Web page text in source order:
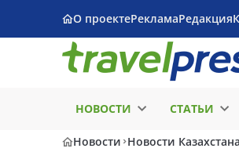
О проектеРекламаРедакция
НОВОСТИ СТАТЬИ
Новости Новости Казахстана